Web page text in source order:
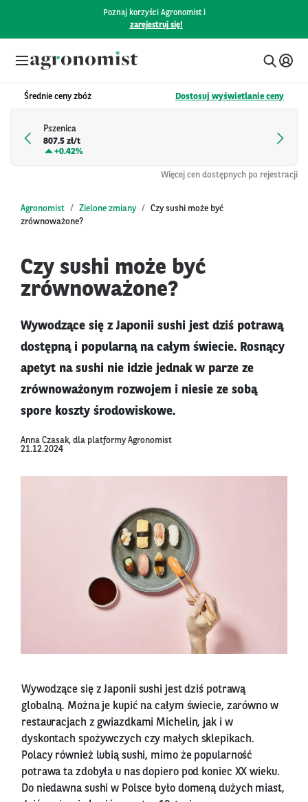
Poznaj korzyści Agronomist i
zarejestruj się!
Średnie ceny zbóż Dostosuj wyświetlanie ceny
Pszenica
807.5 zł/t
+0.42%
Więcej cen dostępnych po rejestracji
Agronomist Zielone zmiany
Czy sushi może być
zrównoważone?
Czy sushi może być
zrównoważone?
Wywodzące się z Japonii sushi jest dziś potrawą
dostępną i popularną na całym świecie. Rosnący
apetyt na sushi nie idzie jednak w parze ze
zrównoważonym rozwojem i niesie ze sobą
spore koszty środowiskowe.
Anna Czasak, dla platformy Agronomist
21.12.2024
Wywodzące się z Japonii sushi jest dziś potrawą
globalną. Można je kupić na całym świecie, zarówno w
restauracjach z gwiazdkami Michelin, jak i w
dyskontach spożywczych czy małych sklepikach.
Polacy również lubią sushi, mimo że popularność
potrawa ta zdobyła u nas dopiero pod koniec XX wieku.
Do niedawna sushi w Polsce było domeną dużych miast,